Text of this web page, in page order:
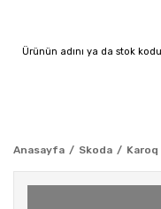
Anasayfa Skoda Karoq